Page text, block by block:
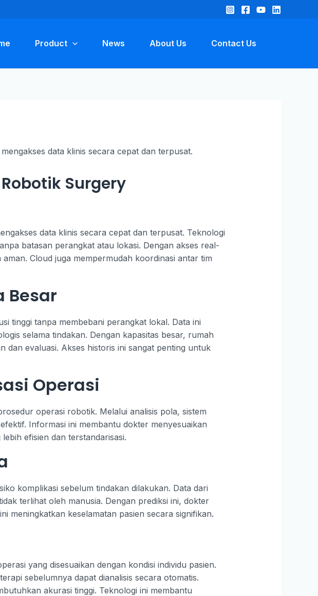
Product News About Us Contact Us
Surgery
data klinis secara cepat dan terpusat. Teknologi
batasan perangkat atau lokasi. Dengan akses real-
Cloud juga mempermudah koordinasi antar tim
Besar
tinggi tanpa membebani perangkat lokal. Data ini
selama tindakan. Dengan kapasitas besar, rumah
dan evaluasi. Akses historis ini sangat penting untuk
Operasi
operasi robotik. Melalui analisis pola, sistem
Informasi ini membantu dokter menyesuaikan
efisien dan terstandarisasi.
komplikasi sebelum tindakan dilakukan. Data dari
terlihat oleh manusia. Dengan prediksi ini, dokter
meningkatkan keselamatan pasien secara signifikan.
yang disesuaikan dengan kondisi individu pasien.
sebelumnya dapat dianalisis secara otomatis.
akurasi tinggi. Teknologi ini membantu